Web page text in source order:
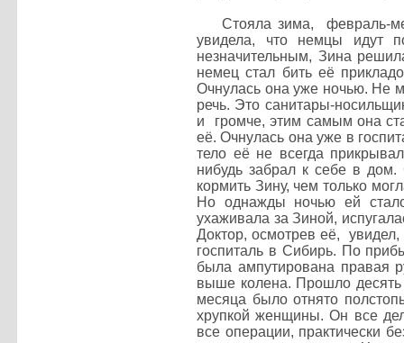
Стояла зима, февраль-
увидела, что немцы идут
незначительным, Зина
немец стал бить её
Очнулась она уже ночью. Не
речь. Это санитары-
и громче, этим самым она
её. Очнулась она уже в
тело её не всегда
нибудь забрал к себе в
кормить Зину, чем только
Но однажды ночью ей
ухаживала за Зиной,
Доктор, осмотрев её, увидел,
госпиталь в Сибирь. По
была ампутирована правая
выше колена. Прошло
месяца было отнято
хрупкой женщины. Он все
все операции, практически